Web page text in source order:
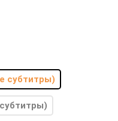
субтитры)